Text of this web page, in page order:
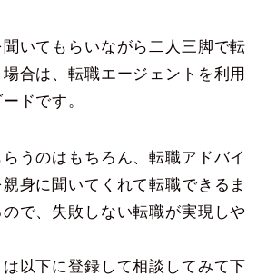
いてもらいながら二人三脚で転
合は、転職エージェントを利用
ドです。
うのはもちろん、転職アドバイ
身に聞いてくれて転職できるま
で、失敗しない転職が実現しや
以下に登録して相談してみて下